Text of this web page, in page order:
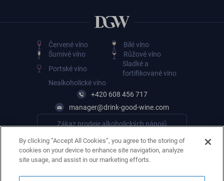
Červené víno
Bílé víno
Šumivé víno
Růžové víno
Portské víno
Sladké a
fortifikované vino
Nealkoholické víno
+420 608 456 717
manager@drink-good-wine.com
Zákaz prodeje alkoholických nápojů
By clicking “Accept All Cookies”, you agree to the storing of
cookies on your device to enhance site navigation, analyze
site usage, and assist in our marketing efforts.